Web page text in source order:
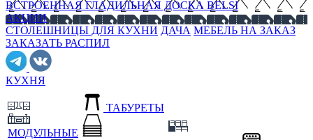
ВСТРОЕННАЯ ГЛАДИЛЬНАЯ ДОСКА BELSI
АКЦИИ
СТОЛЕШНИЦЫ ДЛЯ КУХНИ ДАЧА МЕБЕЛЬ НА ЗАКАЗ
ЗАКАЗАТЬ РАСПИЛ
КУХНЯ
МОДУЛЬНЫЕ
ТАБУРЕТЫ